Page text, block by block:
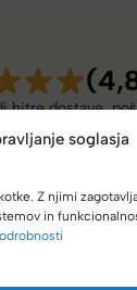
soglasja
Z njimi
in
hitre dostave,
izbire.